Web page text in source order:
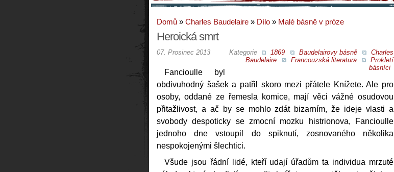
Domů » Charles Baudelaire » Dílo » Malé básně v próze
Heroická smrt
Kategorie 1869 Baudelairovy básně
Charles
Baudelaire
Francouzská literatura
Prokletí
básníci
07. Prosinec 2013
Fancioulle byl
obdivuhodný šašek a patřil skoro mezi přátele Knížete. Ale pro
osoby, oddané ze řemesla komice, mají věci vážné osudovou
přitažlivost, a ač by se mohlo zdát bizarním, že ideje vlasti a
svobody despoticky se zmocní mozku histrionova, Fancioulle
jednoho dne vstoupil do spiknutí, zosnovaného několika
nespokojenými šlechtici.
Všude jsou řádní lidé, kteří udají úřadům ta individua mrzuté